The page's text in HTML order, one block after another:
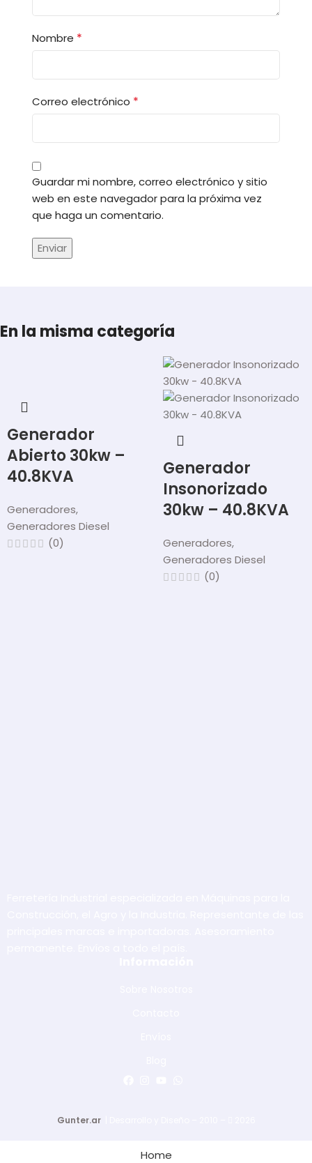
Nombre *
Correo electrónico *
Guardar mi nombre, correo electrónico y sitio
web en este navegador para la próxima vez
que haga un comentario.
En la misma categoría
Generador
Abierto 30kw –
40.8KVA
Generadores,
Generadores Diesel
(0)
Generador
Insonorizado
30kw – 40.8KVA
Generadores,
Generadores Diesel
(0)
Gunter.ar| Desarrollo y Diseño – 2010 –
Home